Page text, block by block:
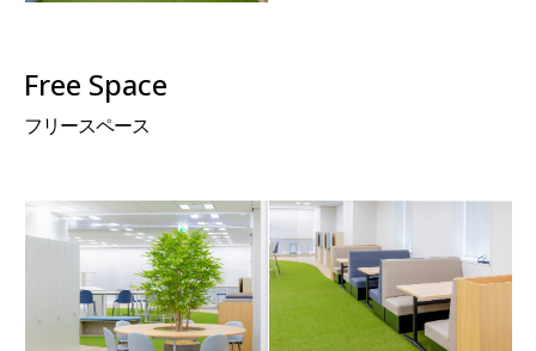
Free Space
フリースペース